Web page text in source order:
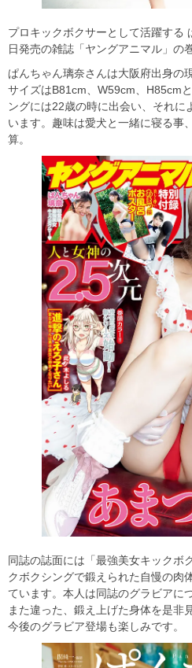
プロキックボクサーとして活躍する
日発売の雑誌「ヤングアニマル」の
ぱんちゃん璃奈さんは大阪府出身の
サイズはB81cm、W59cm、H85cm
ングには22歳の時に出会い、それに
います。趣味は愛犬と一緒に寝る事
算。
同誌の誌面には「最強美女キックボ
クボクシングで鍛えられた自慢の肉
ています。本人は同誌のグラビアに
また違った、鍛え上げた身体を是非
今後のグラビア登場も楽しみです。